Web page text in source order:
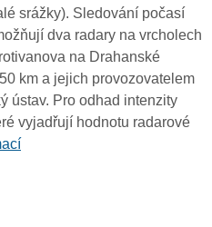
srážky). Sledování počasí
dva radary na vrcholech
na Drahanské
km a jejich provozovatelem
ústav. Pro odhad intenzity
vyjadřují hodnotu radarové